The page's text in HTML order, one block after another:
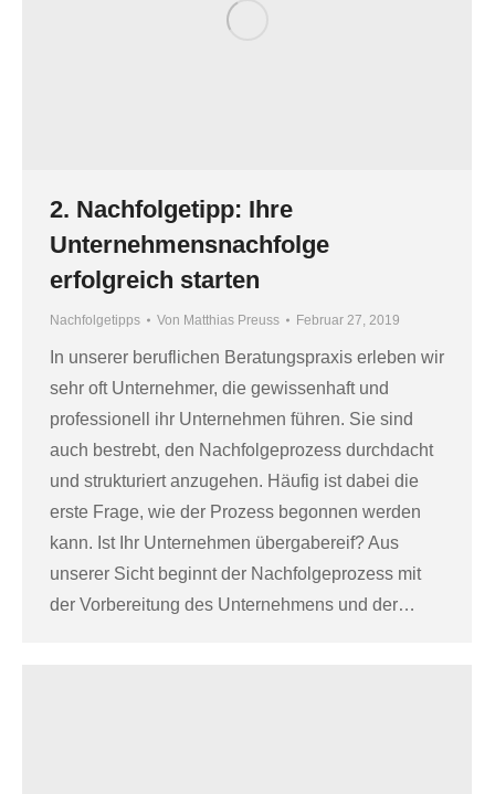
2. Nachfolgetipp: Ihre
Unternehmensnachfolge
erfolgreich starten
Nachfolgetipps Von Matthias Preuss Februar 27, 2019
In unserer beruflichen Beratungspraxis erleben wir
sehr oft Unternehmer, die gewissenhaft und
professionell ihr Unternehmen führen. Sie sind
auch bestrebt, den Nachfolgeprozess durchdacht
und strukturiert anzugehen. Häufig ist dabei die
erste Frage, wie der Prozess begonnen werden
kann. Ist Ihr Unternehmen übergabereif? Aus
unserer Sicht beginnt der Nachfolgeprozess mit
der Vorbereitung des Unternehmens und der…